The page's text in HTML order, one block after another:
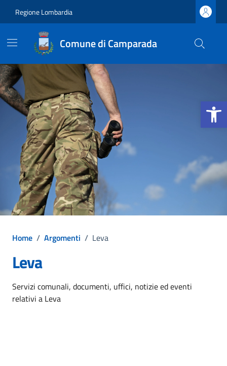
Apri la
Regione Lombardia
Comune di Camparada
Home / Argomenti / Leva
Leva
Dettagli dell'argomento
Servizi comunali, documenti, uffici, notizie ed eventi
relativi a Leva